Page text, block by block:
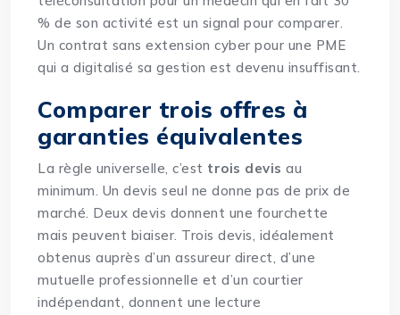
% de son activité est un signal pour comparer.
Un contrat sans extension cyber pour une PME
qui a digitalisé sa gestion est devenu insuffisant.
Comparer trois offres à
garanties équivalentes
La règle universelle, c’est trois devis au
minimum. Un devis seul ne donne pas de prix de
marché. Deux devis donnent une fourchette
mais peuvent biaiser. Trois devis, idéalement
obtenus auprès d’un assureur direct, d’une
mutuelle professionnelle et d’un courtier
indépendant, donnent une lecture